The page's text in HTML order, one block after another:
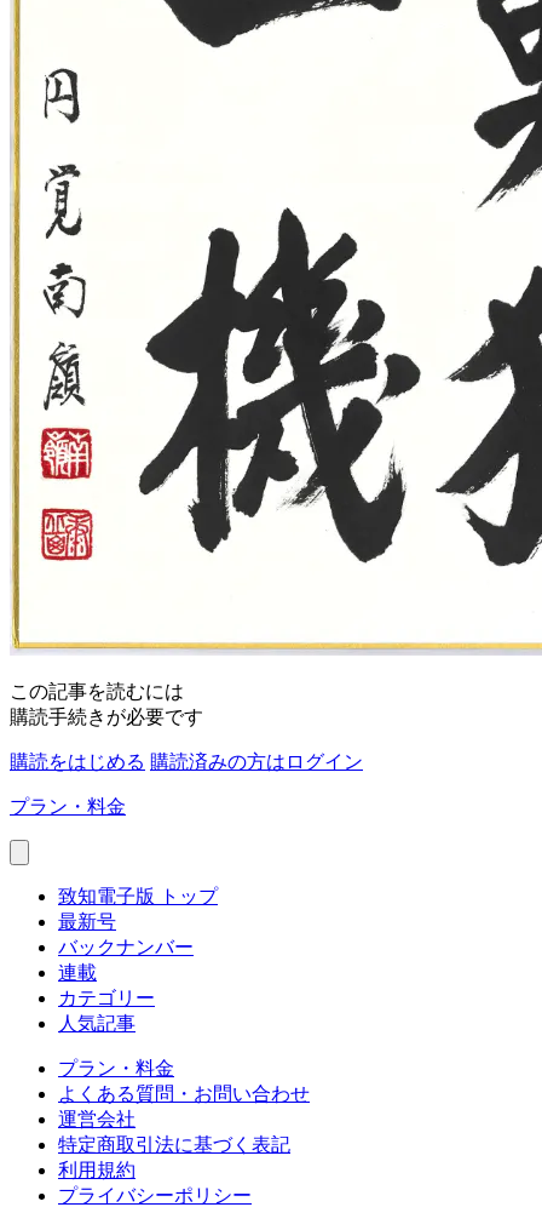
この記事を読むには
購読手続きが必要です
購読をはじめる 購読済みの方はログイン
プラン・料金
致知電子版 トップ
最新号
バックナンバー
連載
カテゴリー
人気記事
プラン・料金
よくある質問・お問い合わせ
運営会社
特定商取引法に基づく表記
利用規約
プライバシーポリシー